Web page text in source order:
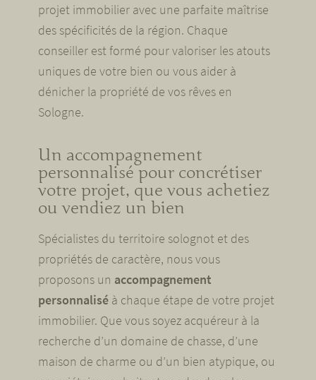
projet immobilier avec une parfaite maîtrise
des spécificités de la région. Chaque
conseiller est formé pour valoriser les atouts
uniques de votre bien ou vous aider à
dénicher la propriété de vos rêves en
Sologne.
Un accompagnement
personnalisé pour concrétiser
votre projet, que vous achetiez
ou vendiez un bien
Spécialistes du territoire solognot et des
propriétés de caractère, nous vous
proposons un accompagnement
personnaliséà chaque étape de votre projet
immobilier. Que vous soyez acquéreur à la
recherche d’un domaine de chasse, d’une
maison de charme ou d’un bien atypique, ou